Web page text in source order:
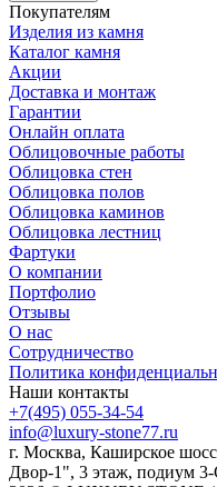
Покупателям
Изделия из камня
Каталог камня
Акции
Доставка и монтаж
Гарантии
Онлайн оплата
Облицовочные работы
Облицовка стен
Облицовка полов
Облицовка каминов
Облицовка лестниц
Фартуки
О компании
Портфолио
Отзывы
О нас
Сотрудничество
Политика
Наши контакты
+7(495) 055-34-54
info@luxury-stone77.ru
г. Москва, Каширское
Двор-1", 3 этаж, подиум